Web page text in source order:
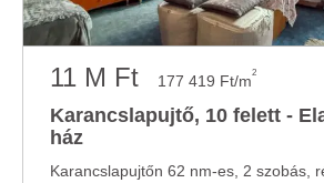
11 M Ft 177 419 Ft/m2
Karancslapujtő, 10 felett -
ház